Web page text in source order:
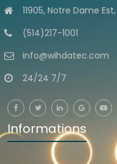
11905, Notre Dame Est,
(514)217-1001
info@wihdatec.com
24/24 7/7
Informations